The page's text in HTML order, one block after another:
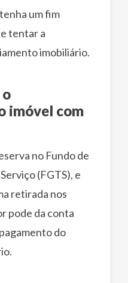
um fim
tentar a
imobiliário.
imóvel com
no Fundo de
(FGTS), e
retirada nos
pode da conta
do